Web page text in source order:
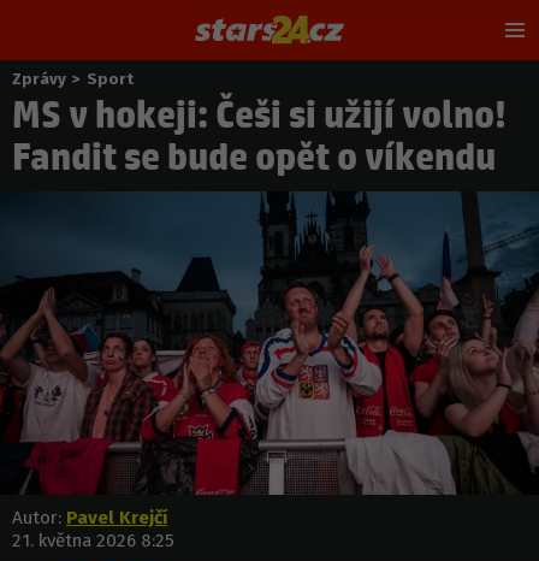
Nacházíte
se
zde:
Zprávy > Sport
MS v hokeji: Češi si užijí volno!
Fandit se bude opět o víkendu
Autor: Pavel Krejčí
21. května 2026 8:25